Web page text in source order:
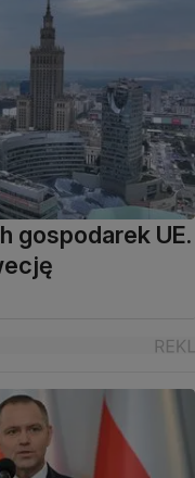
gospodarek UE.